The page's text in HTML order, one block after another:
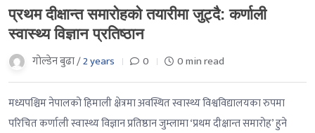
प्रथम दीक्षान्त समारोहको तयारीमा जुट्दै: कर्णाली
स्वास्थ्य विज्ञान प्रतिष्ठान
गाेल्डेन बुढा /2 years 0 0 min read
मध्यपश्चिम नेपालको हिमाली क्षेत्रमा अवस्थित स्वास्थ्य विश्वविद्यालयका रुपमा
परिचित कर्णाली स्वास्थ्य विज्ञान प्रतिष्ठान जुम्लामा ‘प्रथम दीक्षान्त समारोह’ हुने